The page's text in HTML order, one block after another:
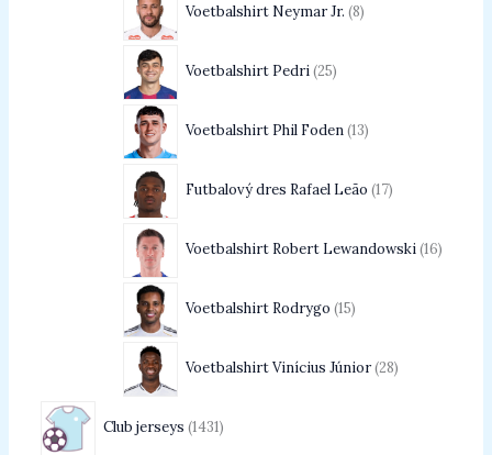
Voetbalshirt Neymar Jr. 8
Voetbalshirt Pedri 25
Voetbalshirt Phil Foden 13
Futbalový dres Rafael Leão 17
Voetbalshirt Robert Lewandowski 16
Voetbalshirt Rodrygo 15
Voetbalshirt Vinícius Júnior 28
Club jerseys 1431